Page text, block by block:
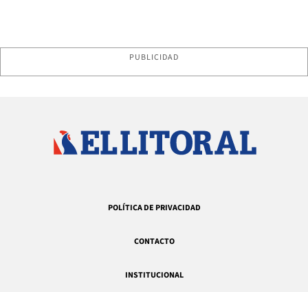
PUBLICIDAD
POLÍTICA DE PRIVACIDAD
CONTACTO
INSTITUCIONAL